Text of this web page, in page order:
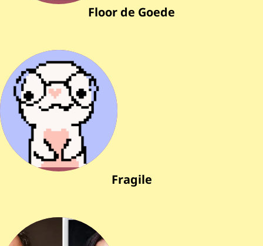
Floor de Goede
Fragile